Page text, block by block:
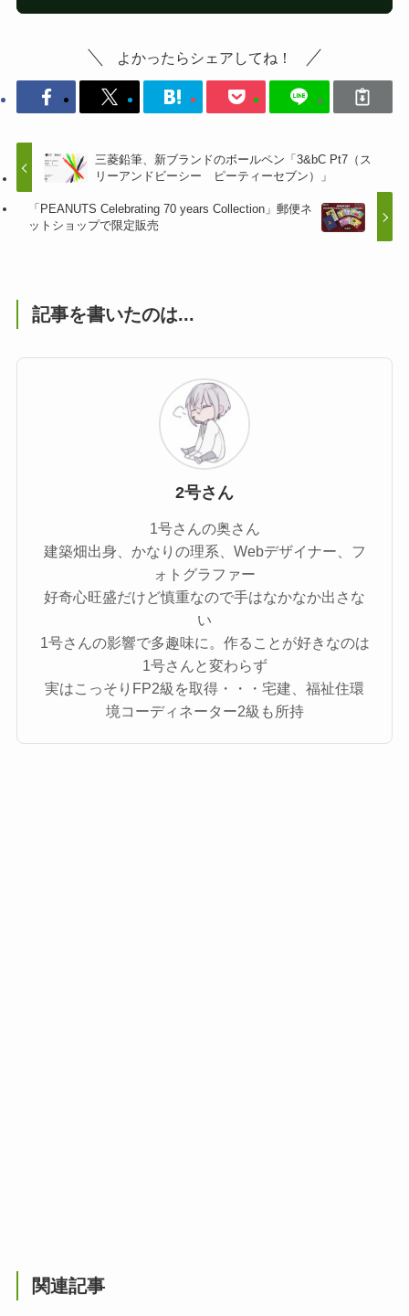
よかったらシェアしてね！
三菱鉛筆、新ブランドのボールペン「3&bC Pt7（ス
リーアンドビーシー ピーティーセブン）」
「PEANUTS Celebrating 70 years Collection」郵便ネ
ットショップで限定販売
記事を書いたのは...
2号さん
1号さんの奥さん
建築畑出身、かなりの理系、Webデザイナー、フ
ォトグラファー
好奇心旺盛だけど慎重なので手はなかなか出さな
い
1号さんの影響で多趣味に。作ることが好きなのは
1号さんと変わらず
実はこっそりFP2級を取得・・・宅建、福祉住環
境コーディネーター2級も所持
関連記事